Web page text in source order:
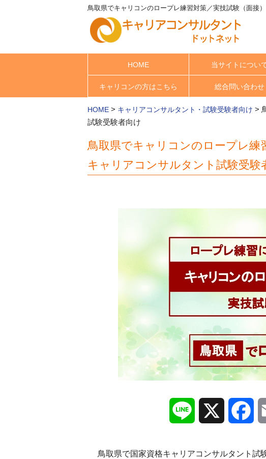
鳥取県でキャリコンのロープレ練習対策／実技試験（面接
HOME 当サイトについ
キャリコンの方はこちら 総合問い合わせ
HOME > キャリアコンサルタント・試験受験者向け >
試験受験者向け
鳥取県でキャリコンのロープレ練
キャリアコンサルタント試験受験
Line
鳥取県で国家資格キャリアコンサルタント試